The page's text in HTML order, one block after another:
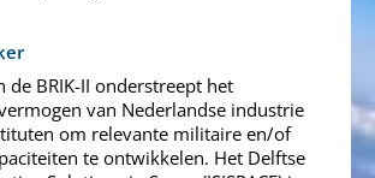
de BRIK-II onderstreept het
van Nederlandse industrie
om relevante militaire en/of
te ontwikkelen. Het Delftse